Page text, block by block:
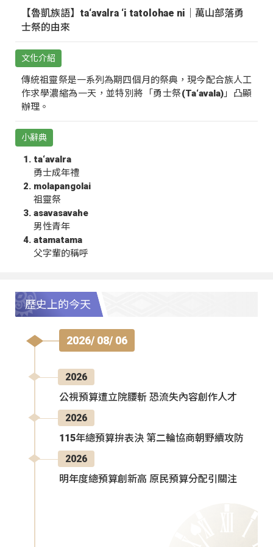
【魯凱族語】ta‘avalra ‘i tatolohae ni｜萬山部落勇
士祭的由來
文化介紹
傳統祖靈祭是一系列為期四個月的祭典，現今配合族人工
作求學濃縮為一天，並特別將「勇士祭(Ta‘avala)」凸顯
辦理。
小辭典
ta‘avalra
勇士成年禮
molapangolai
祖靈祭
asavasavahe
男性青年
atamatama
父字輩的稱呼
歷史上的今天
2026/ 08/ 06
2026
公視預算遭立院腰斬 恐流失內容創作人才
2026
115年總預算拚表決 第二輪協商朝野續攻防
2026
明年度總預算創新高 原民預算分配引關注